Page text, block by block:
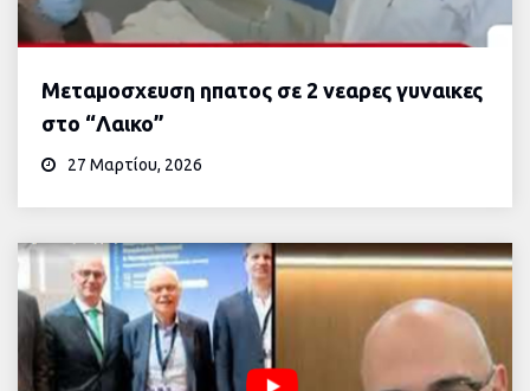
Μεταμοσχευση ηπατος σε 2 νεαρες γυναικες
στο “Λαικο”
27 Μαρτίου, 2026